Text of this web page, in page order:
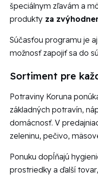
špeciálnym zľavám a
produkty za
Súčasťou programu je
možnosť zapojiť sa do
Sortiment pre
Potraviny Koruna
základných potravín,
domácnosť. V
zeleninu, pečivo,
Ponuku dopĺňajú
prostriedky a ďalší